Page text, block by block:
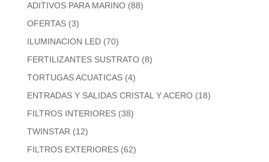
ADITIVOS PARA MARINO (88)
OFERTAS (3)
ILUMINACION LED (70)
FERTILIZANTES SUSTRATO (8)
TORTUGAS ACUATICAS (4)
ENTRADAS Y SALIDAS CRISTAL Y ACERO (18)
FILTROS INTERIORES (38)
TWINSTAR (12)
FILTROS EXTERIORES (62)